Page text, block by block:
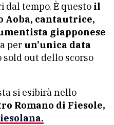
dal tempo. È questo il
Aoba, cantautrice,
giapponese
per un’unica data
sold out dello scorso
si esibirà nello
Romano di Fiesole,